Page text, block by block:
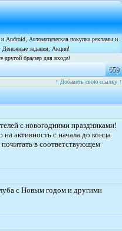
Android, Автоматическая покупка рекламы и
Денежные задания, Акции!
другой браузер для входа!
659
↑ Добавить свою ссылку ↑
с новогодними праздниками!
активность с начала до конца
в соответствующем
с Новым годом и другими